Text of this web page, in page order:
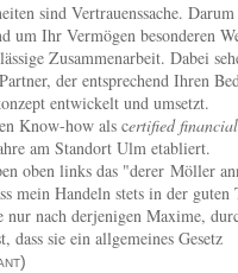
sind Vertrauenssache.
um Ihr Vermögen besonderen
Zusammenarbeit. Dabei
der entsprechend Ihren
entwickelt und umsetzt.
Know-how als certified
am Standort Ulm etabliert.
oben links das "derer Möller
mein Handeln stets in der
nach derjenigen Maxime,
dass sie ein allgemeines Gesetz